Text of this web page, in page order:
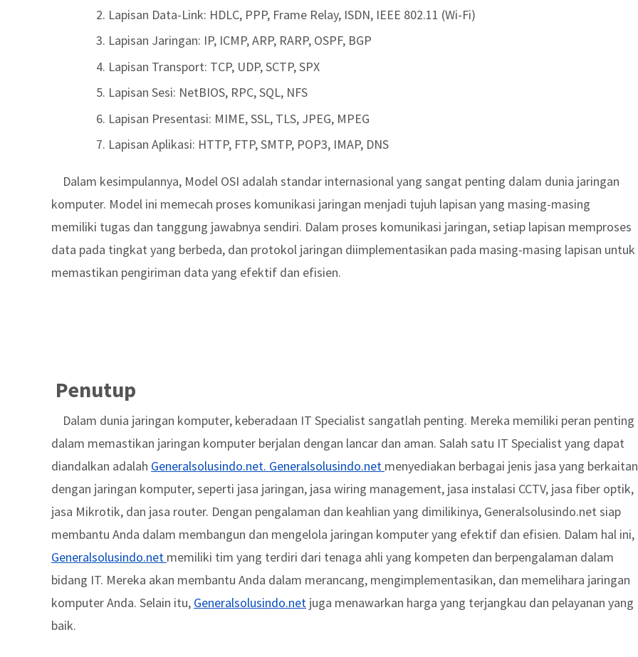
Lapisan Data-Link: HDLC, PPP, Frame Relay, ISDN, IEEE 802.11 (Wi-Fi)
Lapisan Jaringan: IP, ICMP, ARP, RARP, OSPF, BGP
Lapisan Transport: TCP, UDP, SCTP, SPX
Lapisan Sesi: NetBIOS, RPC, SQL, NFS
Lapisan Presentasi: MIME, SSL, TLS, JPEG, MPEG
Lapisan Aplikasi: HTTP, FTP, SMTP, POP3, IMAP, DNS
Dalam kesimpulannya, Model OSI adalah standar internasional yang sangat penting dalam dunia jaringan
komputer. Model ini memecah proses komunikasi jaringan menjadi tujuh lapisan yang masing-masing
memiliki tugas dan tanggung jawabnya sendiri. Dalam proses komunikasi jaringan, setiap lapisan memproses
data pada tingkat yang berbeda, dan protokol jaringan diimplementasikan pada masing-masing lapisan untuk
memastikan pengiriman data yang efektif dan efisien.
Penutup
Dalam dunia jaringan komputer, keberadaan IT Specialist sangatlah penting. Mereka memiliki peran penting
dalam memastikan jaringan komputer berjalan dengan lancar dan aman. Salah satu IT Specialist yang dapat
diandalkan adalah Generalsolusindo.net. Generalsolusindo.net menyediakan berbagai jenis jasa yang berkaitan
dengan jaringan komputer, seperti jasa jaringan, jasa wiring management, jasa instalasi CCTV, jasa fiber optik,
jasa Mikrotik, dan jasa router. Dengan pengalaman dan keahlian yang dimilikinya, Generalsolusindo.net siap
membantu Anda dalam membangun dan mengelola jaringan komputer yang efektif dan efisien. Dalam hal ini,
Generalsolusindo.net memiliki tim yang terdiri dari tenaga ahli yang kompeten dan berpengalaman dalam
bidang IT. Mereka akan membantu Anda dalam merancang, mengimplementasikan, dan memelihara jaringan
komputer Anda. Selain itu, Generalsolusindo.net juga menawarkan harga yang terjangkau dan pelayanan yang
baik.